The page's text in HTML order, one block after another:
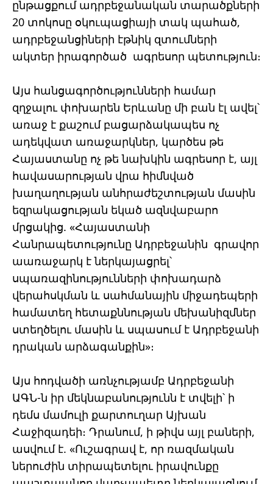
ընթացքում ադրբեջանական տարածքների
20 տոկոսը օկուպացիայի տակ պահած,
ադրբեջանցիների էթնիկ զտումների
ակտեր իրագործած ագրեսոր պետություն։
Այս հանցագործությունների համար
զղջալու փոխարեն Երևանը մի բան էլ ավել՝
առաջ է քաշում բացարձակապես ոչ
ադեկվատ առաջարկներ, կարծես թե
Հայաստանը ոչ թե նախկին ագրեսոր է, այլ
հավասարության վրա հիմնված
խաղաղության անհրաժեշտության մասին
եզրակացության եկած ազնվաբարո
մրցակից. «Հայաստանի
Հանրապետությունը Ադրբեջանին գրավոր
աառաջարկ է ներկայացրել՝
սպառազինությունների փոխադարձ
վերահսկման և սահմանային միջադեպերի
համատեղ հետաքննության մեխանիզմներ
ստեղծելու մասին և սպասում է Ադրբեջանի
դրական արձագանքին»։
Այս հոդվածի առնչությամբ Ադրբեջանի
ԱԳՆ-ն իր մեկնաբանությունն է տվելի՝ ի
դեմս մամուլի քարտուղար Այխան
Հաջիզադեի։ Դրանում, ի թիվս այլ բաների,
ասվում է. «Ուշագրավ է, որ ռազմական
ներուժին տիրապետելու իրավունքը